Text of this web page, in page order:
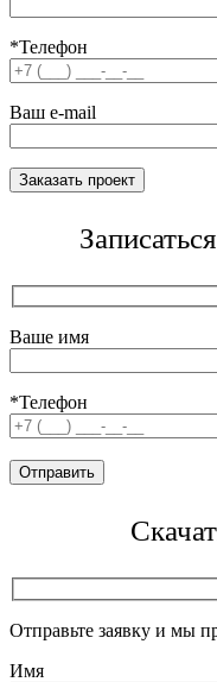
*Телефон
Ваш e-mail
Ваше имя
*Телефон
Отправьте заявку и мы
Имя